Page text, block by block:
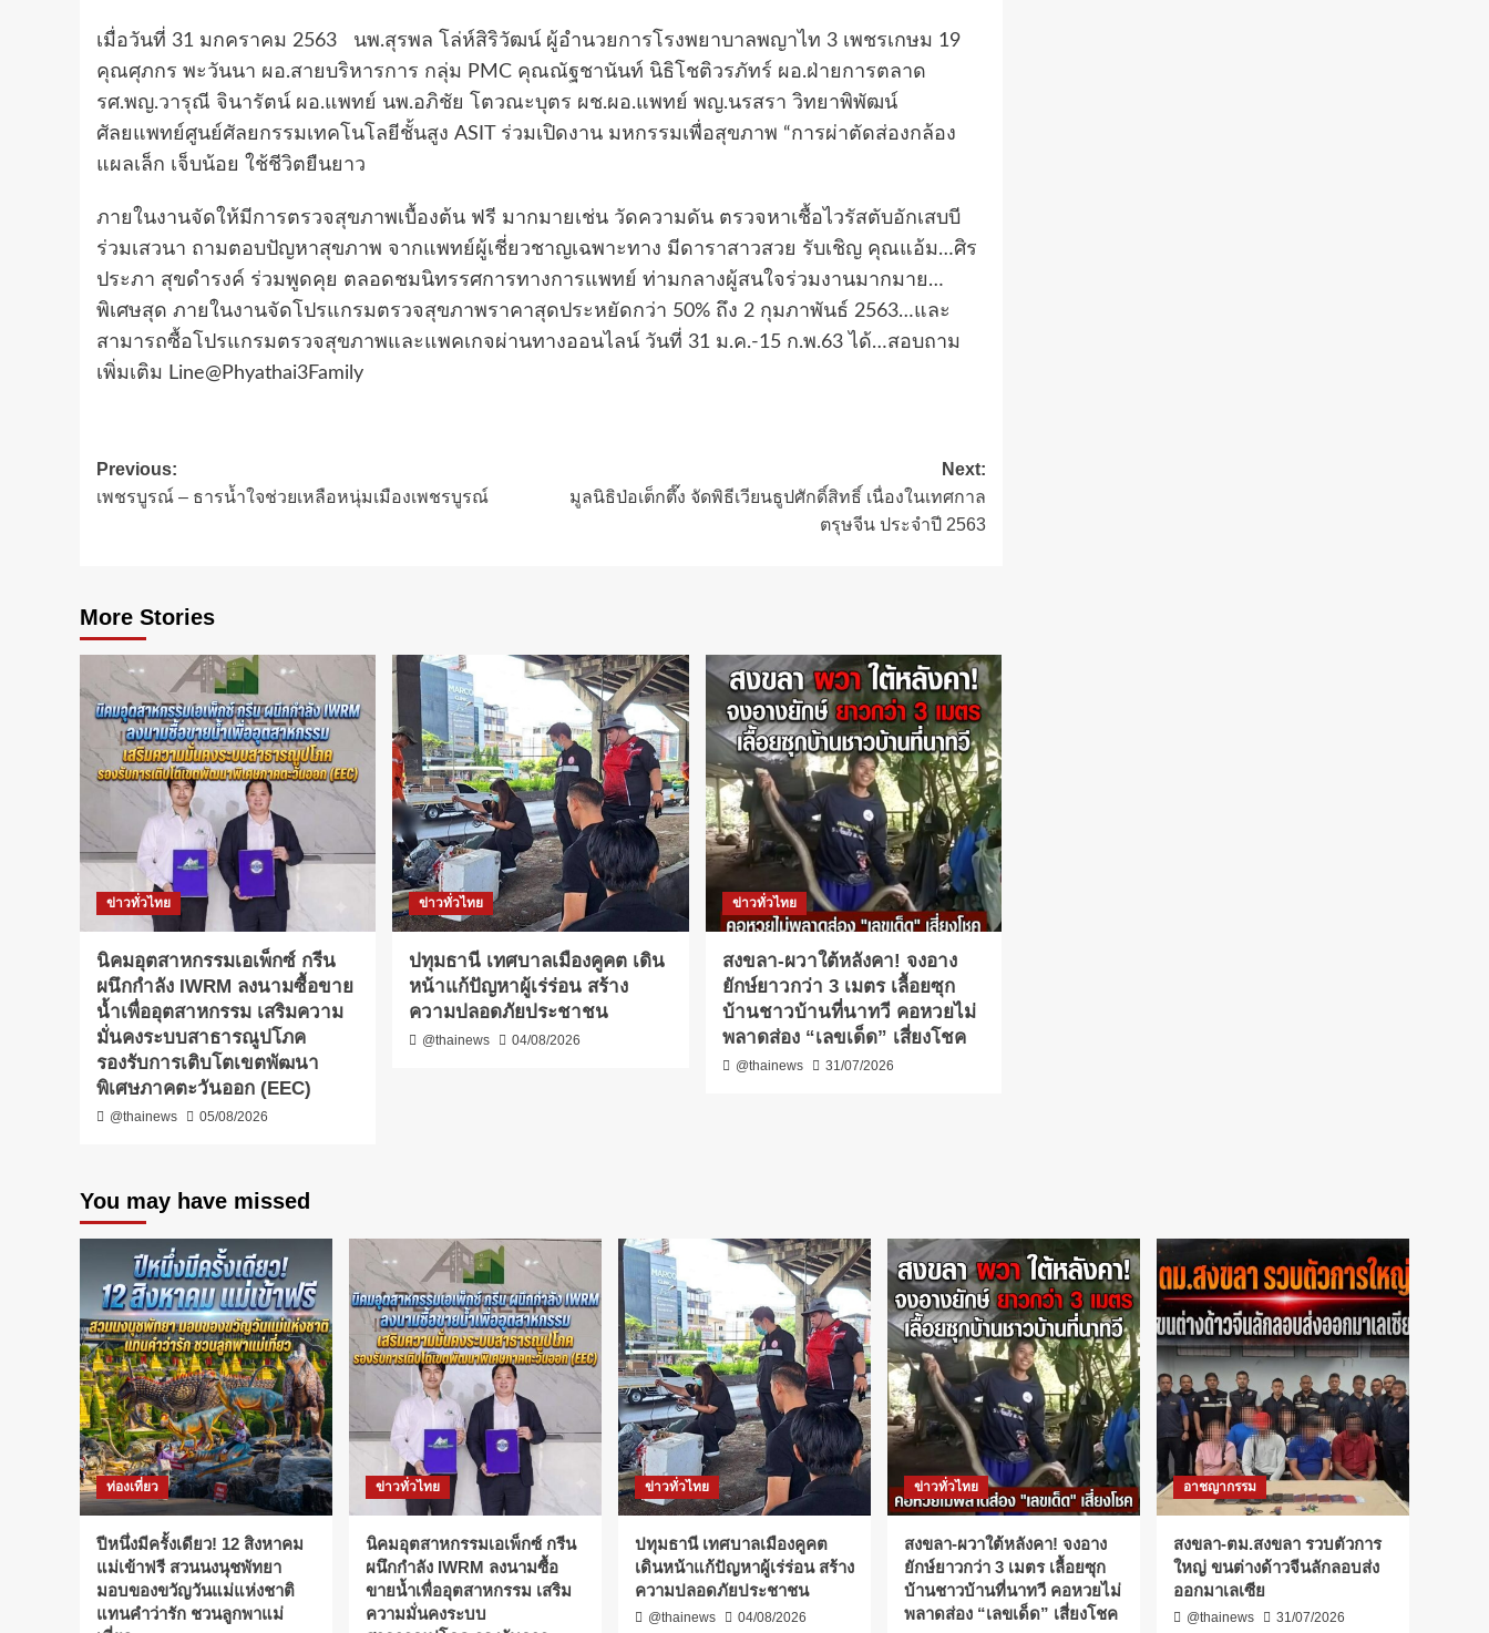
เมื่อวันที่ 31 มกคราคม 2563 นพ.สุรพล โล่ห์สิริวัฒน์ ผู้อำนวยการโรงพยาบาลพญาไท 3 เพชรเกษม 19
คุณศุภกร พะวันนา ผอ.สายบริหารการ กลุ่ม PMC คุณณัฐชานันท์ นิธิโชติวรภัทร์ ผอ.ฝ่ายการตลาด
รศ.พญ.วารุณี จินารัตน์ ผอ.แพทย์ นพ.อภิชัย โตวณะบุตร ผช.ผอ.แพทย์ พญ.นรสรา วิทยาพิพัฒน์
ศัลยแพทย์ศูนย์ศัลยกรรมเทคโนโลยีชั้นสูง ASIT ร่วมเปิดงาน มหกรรมเพื่อสุขภาพ “การผ่าตัดส่องกล้อง
แผลเล็ก เจ็บน้อย ใช้ชีวิตยืนยาว
ภายในงานจัดให้มีการตรวจสุขภาพเบื้องต้น ฟรี มากมายเช่น วัดความดัน ตรวจหาเชื้อไวรัสตับอักเสบบี
ร่วมเสวนา ถามตอบปัญหาสุขภาพ จากแพทย์ผู้เชี่ยวชาญเฉพาะทาง มีดาราสาวสวย รับเชิญ คุณแอ้ม…ศิร
ประภา สุขดำรงค์ ร่วมพูดคุย ตลอดชมนิทรรศการทางการแพทย์ ท่ามกลางผู้สนใจร่วมงานมากมาย…
พิเศษสุด ภายในงานจัดโปรแกรมตรวจสุขภาพราคาสุดประหยัดกว่า 50% ถึง 2 กุมภาพันธ์ 2563…และ
สามารถซื้อโปรแกรมตรวจสุขภาพและแพคเกจผ่านทางออนไลน์ วันที่ 31 ม.ค.-15 ก.พ.63 ได้…สอบถาม
เพิ่มเติม Line@Phyathai3Family
Post
navigation
Previous:
เพชรบูรณ์ – ธารน้ำใจช่วยเหลือหนุ่มเมืองเพชรบูรณ์
Next:
มูลนิธิป่อเต็กตึ๊ง จัดพิธีเวียนธูปศักดิ์สิทธิ์ เนื่องในเทศกาล
ตรุษจีน ประจำปี 2563
More Stories
ข่าวทั่วไทย
​นิคมอุตสาหกรรมเอเพ็กซ์ กรีน
ผนึกกำลัง IWRM ลงนามซื้อขาย
น้ำเพื่ออุตสาหกรรม เสริมความ
มั่นคงระบบสาธารณูปโภค
รองรับการเติบโตเขตพัฒนา
พิเศษภาคตะวันออก (EEC)
@thainews 05/08/2026
ข่าวทั่วไทย
ปทุมธานี เทศบาลเมืองคูคต เดิน
หน้าแก้ปัญหาผู้เร่ร่อน สร้าง
ความปลอดภัยประชาชน
@thainews 04/08/2026
ข่าวทั่วไทย
สงขลา-ผวาใต้หลังคา! จงอาง
ยักษ์ยาวกว่า 3 เมตร เลื้อยซุก
บ้านชาวบ้านที่นาทวี คอหวยไม่
พลาดส่อง “เลขเด็ด” เสี่ยงโชค
@thainews 31/07/2026
You may have missed
ท่องเที่ยว
ปีหนึ่งมีครั้งเดียว! 12 สิงหาคม
แม่เข้าฟรี สวนนงนุชพัทยา
มอบของขวัญวันแม่แห่งชาติ
แทนคำว่ารัก ชวนลูกพาแม่
ข่าวทั่วไทย
​นิคมอุตสาหกรรมเอเพ็กซ์ กรีน
ผนึกกำลัง IWRM ลงนามซื้อ
ขายน้ำเพื่ออุตสาหกรรม เสริม
ความมั่นคงระบบ
ข่าวทั่วไทย
ปทุมธานี เทศบาลเมืองคูคต
เดินหน้าแก้ปัญหาผู้เร่ร่อน สร้าง
ความปลอดภัยประชาชน
@thainews 04/08/2026
ข่าวทั่วไทย
สงขลา-ผวาใต้หลังคา! จงอาง
ยักษ์ยาวกว่า 3 เมตร เลื้อยซุก
บ้านชาวบ้านที่นาทวี คอหวยไม่
พลาดส่อง “เลขเด็ด” เสี่ยงโชค
อาชญากรรม
สงขลา-ตม.สงขลา รวบตัวการ
ใหญ่ ขนต่างด้าวจีนลักลอบส่ง
ออกมาเลเซีย
@thainews 31/07/2026